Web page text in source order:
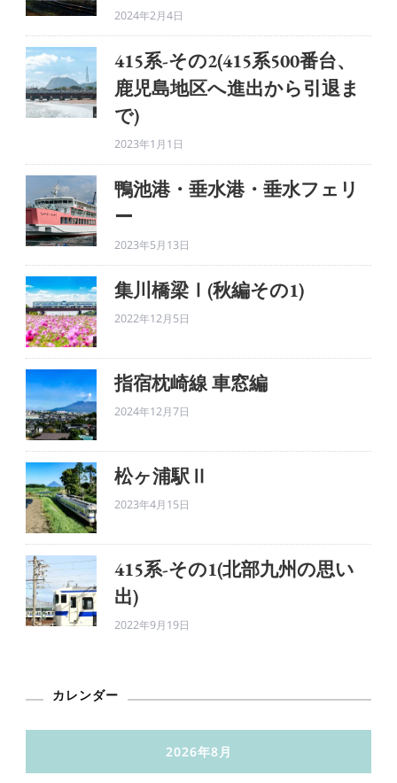
2024年2月4日
415系-その2(415系500番台、
鹿児島地区へ進出から引退ま
で)
2023年1月1日
鴨池港・垂水港・垂水フェリ
ー
2023年5月13日
集川橋梁Ⅰ(秋編その1)
2022年12月5日
指宿枕崎線 車窓編
2024年12月7日
松ヶ浦駅Ⅱ
2023年4月15日
415系-その1(北部九州の思い
出)
2022年9月19日
カレンダー
2026年8月